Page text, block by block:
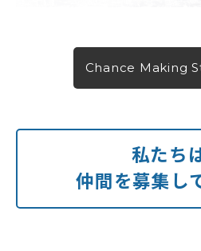
Chance Making
私たち
仲間を募集し